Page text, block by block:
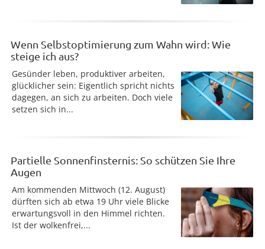
Wenn Selbstoptimierung zum Wahn wird: Wie
steige ich aus?
Gesünder leben, produktiver arbeiten,
glücklicher sein: Eigentlich spricht nichts
dagegen, an sich zu arbeiten. Doch viele
setzen sich in...
Partielle Sonnenfinsternis: So schützen Sie Ihre
Augen
Am kommenden Mittwoch (12. August)
dürften sich ab etwa 19 Uhr viele Blicke
erwartungsvoll in den Himmel richten.
Ist der wolkenfrei,...